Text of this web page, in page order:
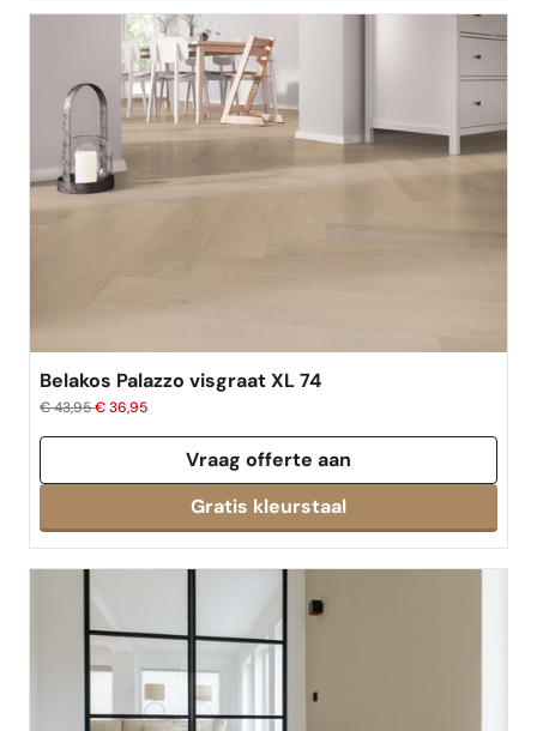
Belakos Palazzo visgraat XL 74
€ 43,95€ 36,95
Vraag offerte aan